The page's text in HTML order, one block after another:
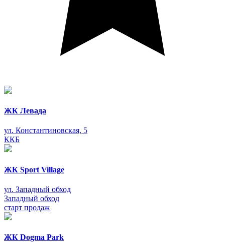
ЖК Левада
ул. Константиновская, 5
ККБ
ЖК Sport Village
ул. Западный обход
Западный обход
старт продаж
ЖК Dogma Park